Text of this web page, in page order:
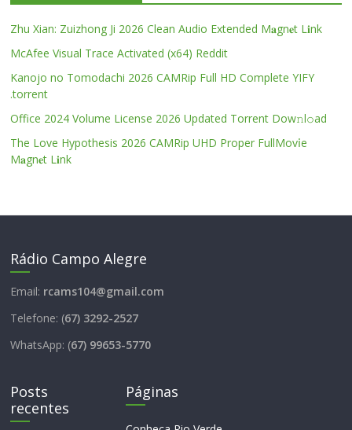
Zhu Xian: Zuizhong Ji 2026 Clean Audio Extended M𝐚gn𝐞t L𝐢nk
McAfee Visual Trace Activated (x64) Reddit
Kanojo no Tomodachi 2026 CAMRip Full HD Complete YIFY
.torrent
Office 2024 Volume License 2026 Updated Torrent Dow𝚗l𝚘аd
The Love Hypothesis 2026 CAMRip UHD Proper FullMov𝗂e
M𝐚gn𝐞t L𝐢nk
Rádio Campo Alegre
Email: rcams104@gmail.com
Telefone: (67) 3292-2527
WhatsApp: (67) 99653-5770
Posts
recentes
Páginas